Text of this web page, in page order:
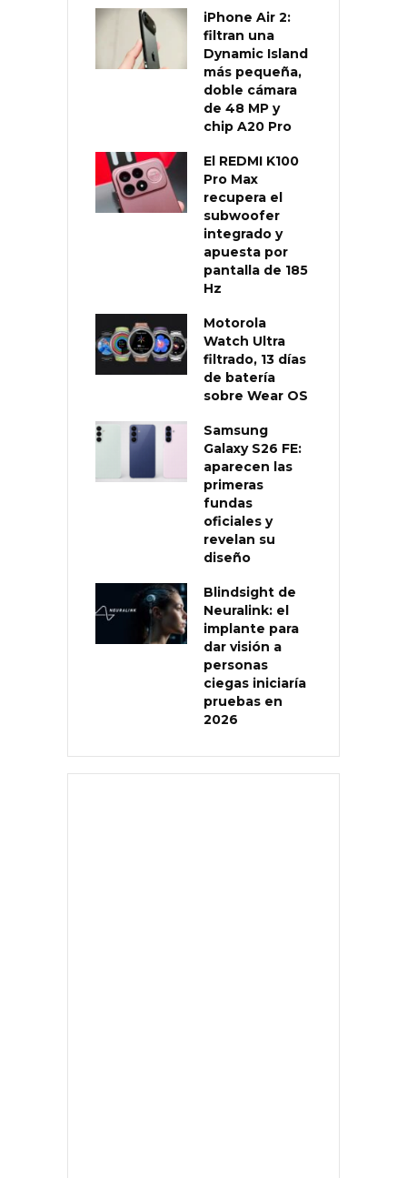
iPhone Air 2:
filtran una
Dynamic Island
más pequeña,
doble cámara
de 48 MP y
chip A20 Pro
El REDMI K100
Pro Max
recupera el
subwoofer
integrado y
apuesta por
pantalla de 185
Hz
Motorola
Watch Ultra
filtrado, 13 días
de batería
sobre Wear OS
Samsung
Galaxy S26 FE:
aparecen las
primeras
fundas
oficiales y
revelan su
diseño
Blindsight de
Neuralink: el
implante para
dar visión a
personas
ciegas iniciaría
pruebas en
2026